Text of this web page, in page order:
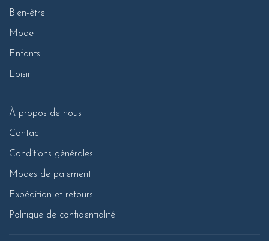
Bien-être
Mode
Enfants
Loisir
À propos de nous
Contact
Conditions générales
Modes de paiement
Expédition et retours
Politique de confidentialité